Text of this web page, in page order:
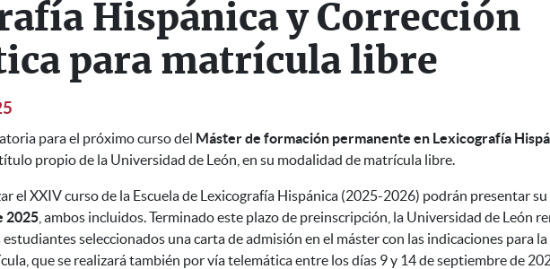
Hispánica y Corrección
para matrícula libre
para el próximo curso del Máster de formación permanente en Lexicografía
título propio de la Universidad de León, en su modalidad de matrícula libre.
el XXIVcurso de la Escuela de Lexicografía Hispánica (2025-2026) podrán presentar su
2025 , ambos incluidos. Terminado este plazo de preinscripción, la Universidad de León
seleccionados una carta de admisión en el máster con las indicaciones para la
que se realizará también por vía telemática entre los días 9 y 14 de septiembre de